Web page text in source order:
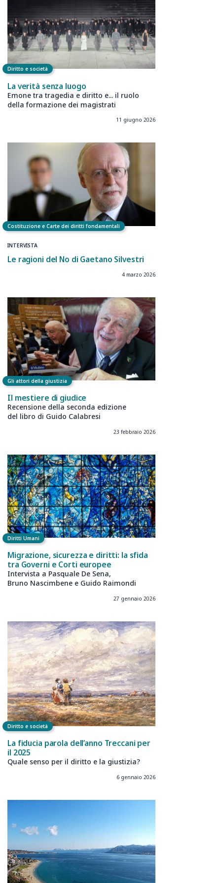
Diritto e società
La verità senza luogo
Emone tra tragedia e diritto e... il ruolo
della formazione dei magistrati
11 giugno 2026
Costituzione e Carte dei diritti fondamentali
INTERVISTA
Le ragioni del No di Gaetano Silvestri
4 marzo 2026
Gli attori della giustizia
Il mestiere di giudice
Recensione della seconda edizione
del libro di Guido Calabresi
23 febbraio 2026
Diritti Umani
Migrazione, sicurezza e diritti: la sfida
tra Governi e Corti europee
Intervista a Pasquale De Sena,
Bruno Nascimbene e Guido Raimondi
27 gennaio 2026
Diritto e società
La fiducia parola dell’anno Treccani per
il 2025
Quale senso per il diritto e la giustizia?
6 gennaio 2026